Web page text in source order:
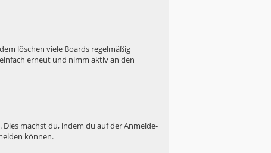
löschen viele Boards regelmäßig
erneut und nimm aktiv an den
machst du, indem du auf der Anmelde-
können.